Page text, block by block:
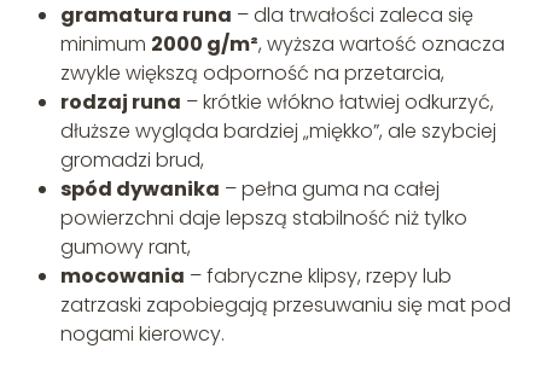
gramatura runa – dla trwałości zaleca się
minimum 2000 g/m², wyższa wartość oznacza
zwykle większą odporność na przetarcia,
rodzaj runa – krótkie włókno łatwiej odkurzyć,
dłuższe wygląda bardziej „miękko”, ale szybciej
gromadzi brud,
spód dywanika – pełna guma na całej
powierzchni daje lepszą stabilność niż tylko
gumowy rant,
mocowania – fabryczne klipsy, rzepy lub
zatrzaski zapobiegają przesuwaniu się mat pod
nogami kierowcy.